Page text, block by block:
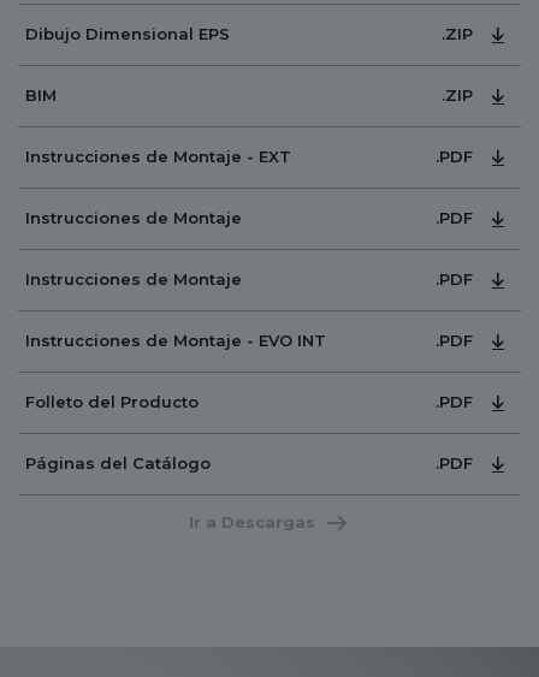
Dibujo Dimensional EPS .ZIP
BIM .ZIP
Instrucciones de Montaje - EXT .PDF
Instrucciones de Montaje .PDF
Instrucciones de Montaje .PDF
Instrucciones de Montaje - EVO INT .PDF
Folleto del Producto .PDF
Páginas del Catálogo .PDF
Ir a Descargas